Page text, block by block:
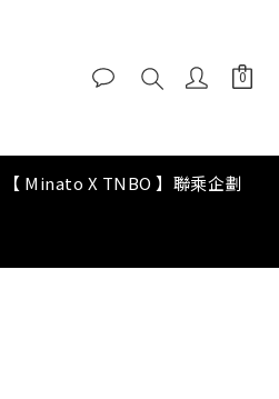
【 Minato X TNBO 】聯乘企劃